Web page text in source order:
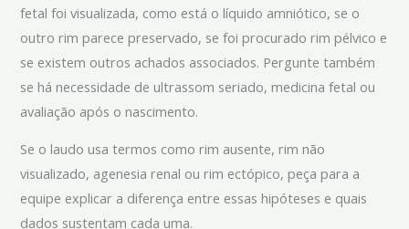
fetal foi visualizada, como está o líquido amniótico, se o
outro rim parece preservado, se foi procurado rim pélvico e
se existem outros achados associados. Pergunte também
se há necessidade de ultrassom seriado, medicina fetal ou
avaliação após o nascimento.
Se o laudo usa termos como rim ausente, rim não
visualizado, agenesia renal ou rim ectópico, peça para a
equipe explicar a diferença entre essas hipóteses e quais
dados sustentam cada uma.